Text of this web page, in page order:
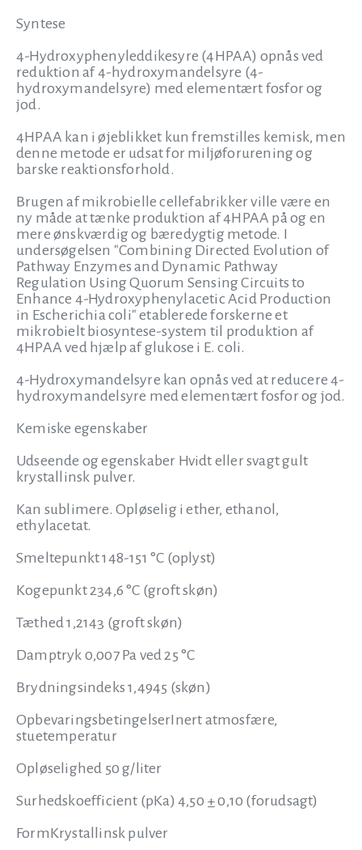
Syntese
4-Hydroxyphenyleddikesyre (4HPAA) opnås ved
reduktion af 4-hydroxymandelsyre (4-
hydroxymandelsyre) med elementært fosfor og
jod.
4HPAA kan i øjeblikket kun fremstilles kemisk, men
denne metode er udsat for miljøforurening og
barske reaktionsforhold.
Brugen af mikrobielle cellefabrikker ville være en
ny måde at tænke produktion af 4HPAA på og en
mere ønskværdig og bæredygtig metode. I
undersøgelsen "Combining Directed Evolution of
Pathway Enzymes and Dynamic Pathway
Regulation Using Quorum Sensing Circuits to
Enhance 4-Hydroxyphenylacetic Acid Production
in Escherichia coli" etablerede forskerne et
mikrobielt biosyntese-system til produktion af
4HPAA ved hjælp af glukose i E. coli.
4-Hydroxymandelsyre kan opnås ved at reducere 4-
hydroxymandelsyre med elementært fosfor og jod.
Kemiske egenskaber
Udseende og egenskaber Hvidt eller svagt gult
krystallinsk pulver.
Kan sublimere. Opløselig i ether, ethanol,
ethylacetat.
Smeltepunkt 148-151 °C (oplyst)
Kogepunkt 234,6 °C (groft skøn)
Tæthed 1,2143 (groft skøn)
Damptryk 0,007 Pa ved 25 °C
Brydningsindeks 1,4945 (skøn)
OpbevaringsbetingelserInert atmosfære,
stuetemperatur
Opløselighed 50 g/liter
Surhedskoefficient (pKa) 4,50 ± 0,10 (forudsagt)
FormKrystallinsk pulver